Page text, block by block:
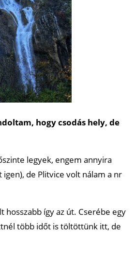
hogy csodás hely, de
legyek, engem annyira
igen), de Plitvice volt nálam a nr
így az út. Cserébe egy
több időt is töltöttünk itt, de